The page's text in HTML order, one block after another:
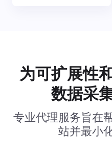
为可扩展性
数据采
专业代理服务旨在
站并最小